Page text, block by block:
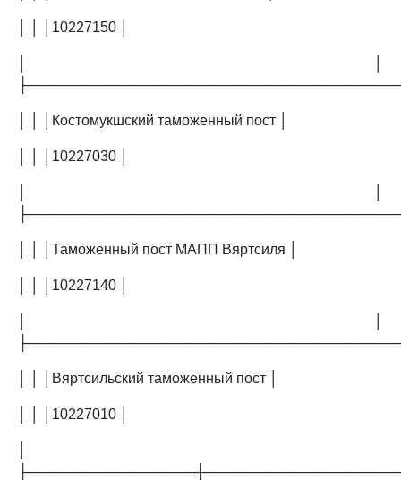
│ │ │10227150 │
│ │ │Костомукшский таможенный пост │
│ │ │10227030 │
│ │ │Таможенный пост МАПП Вяртсиля │
│ │ │10227140 │
│ │ │Вяртсильский таможенный пост │
│ │ │10227010 │